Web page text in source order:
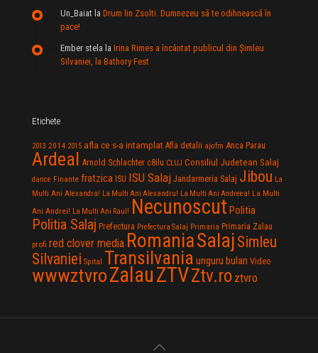
Un_Baiat la Drum lin Zsolti. Dumnezeu sã te odihneascã în
pace!
Ember stela la Irina Rimes a încântat publicul din Şimleu
Silvaniei, la Bathory Fest
Etichete
2013 2014 2015 afla ce s-a intamplat Afla detalii ajofm Anca Parau
Ardeal Arnold Schlachter c8ilu CLUJ Consiliul Judetean Salaj
dance Finante fratzica ISU ISU Salaj Jandarmeria Salaj Jibou La
Multi Ani Alexandra! La Multi Ani Alexandru! La Multi Ani Andreea! La Multi
Ani Andrei! La Multi Ani Raul! Necunoscut Politia
Politia Salaj Prefectura Prefectura Salaj Primaria Primaria Zalau
profi red clover media RomaniaSalaj Simleu
Silvaniei Spital Transilvania unguru bulan Video
wwwztvroZalauZTVZtv.ro ztvro